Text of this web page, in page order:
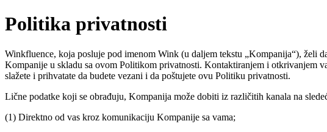
Politika privatnosti
Winkfluence, koja posluje pod imenom Wink (u daljem tekstu „Kompanija“), želi
Kompanije u skladu sa ovom Politikom privatnosti. Kontaktiranjem i otkrivanjem
slažete i prihvatate da budete vezani i da poštujete ovu Politiku privatnosti.
Lične podatke koji se obrađuju, Kompanija može dobiti iz različitih kanala na
(1) Direktno od vas kroz komunikaciju Kompanije sa vama;